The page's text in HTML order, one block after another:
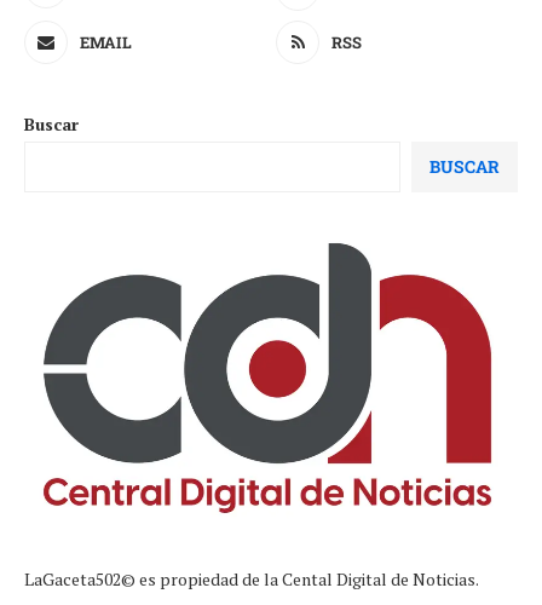
EMAIL RSS
Buscar
BUSCAR
LaGaceta502© es propiedad de la Cental Digital de Noticias.